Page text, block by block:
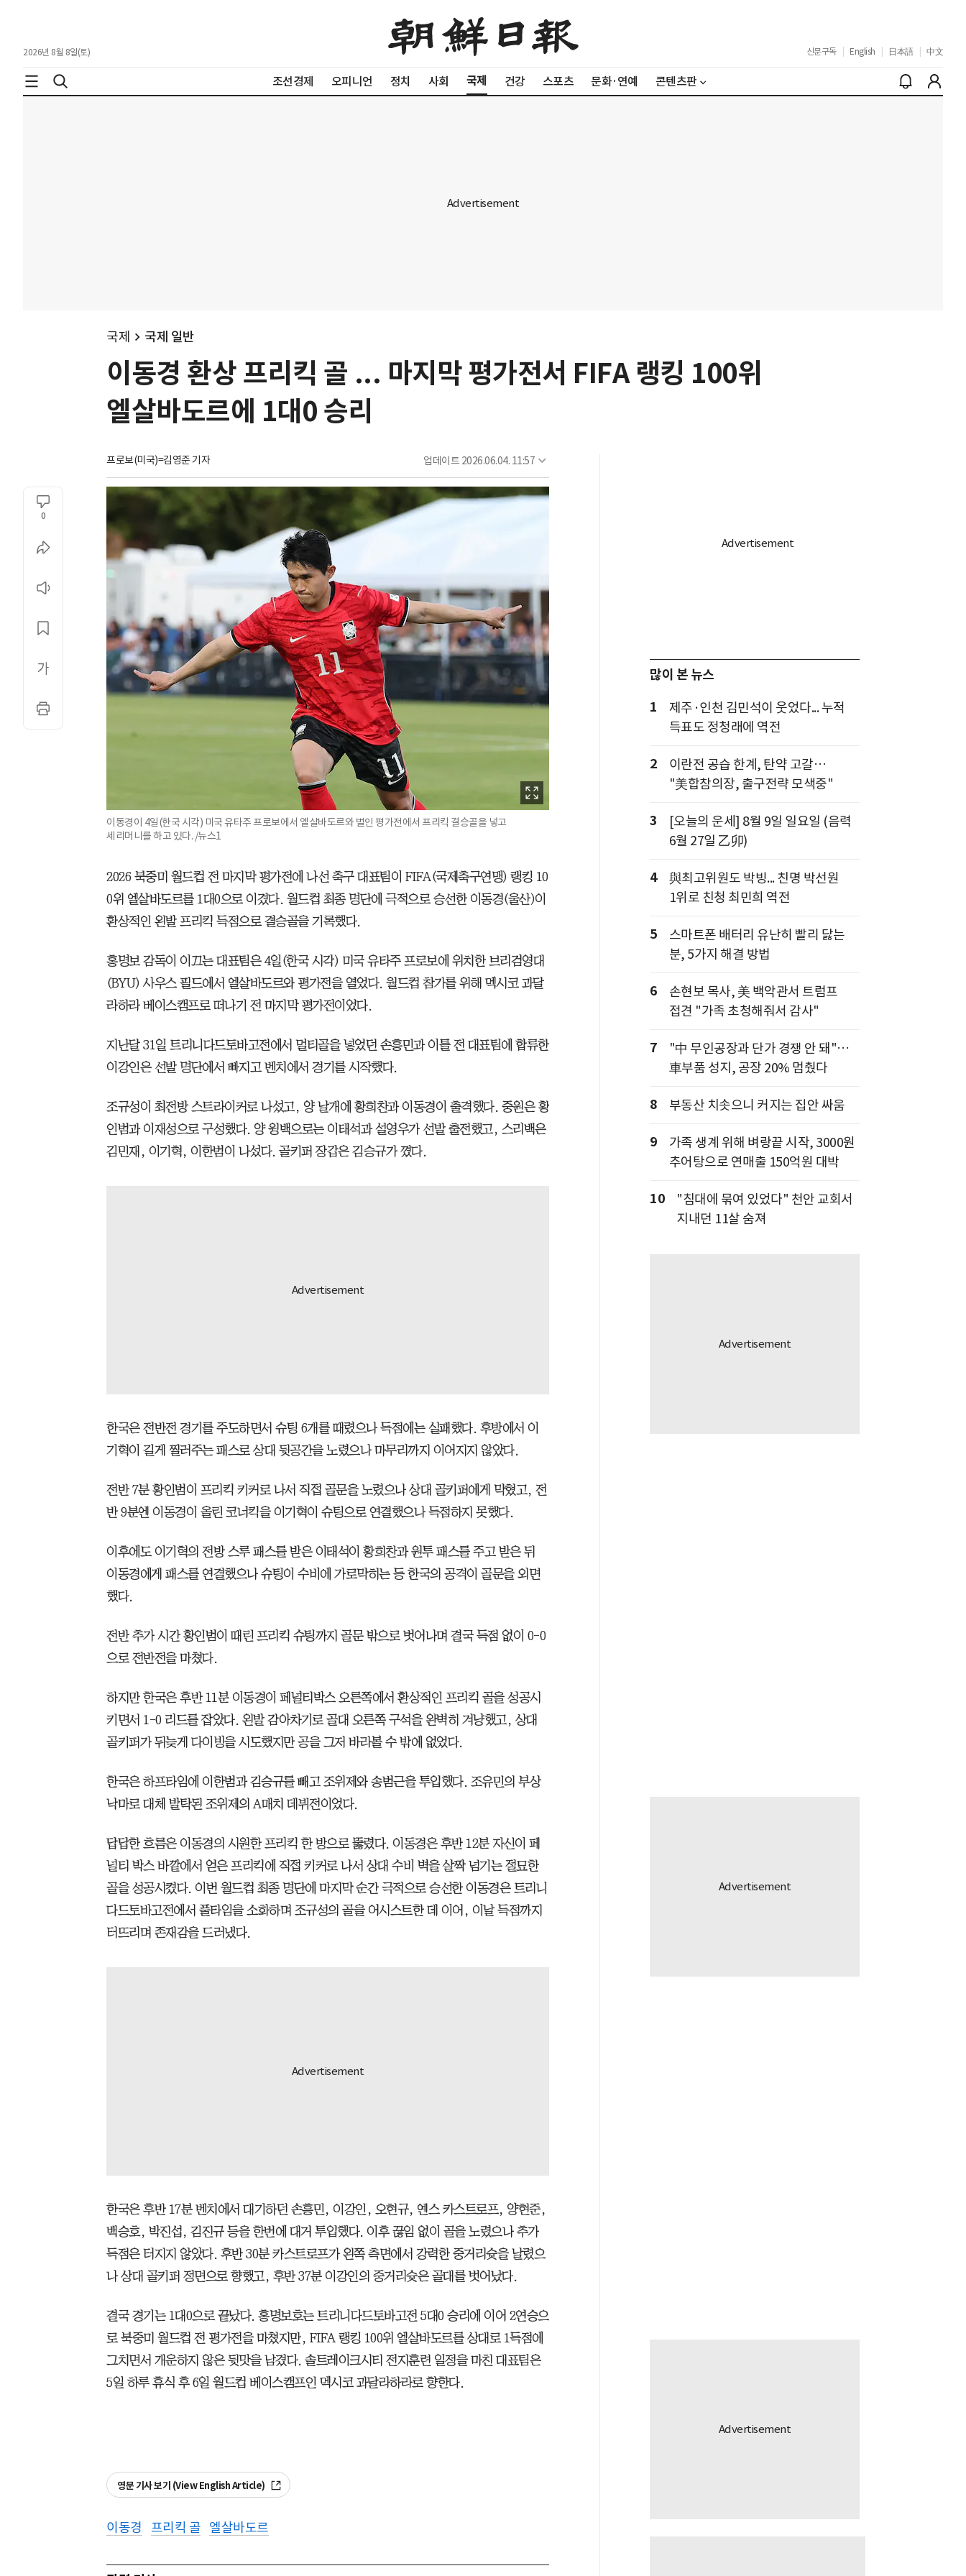
2026년 8월 8일(토) 신문구독 English 日本語 中文
조선경제 오피니언 정치 사회 국제 건강 스포츠 문화·연예 콘텐츠판
국제 국제 일반
이동경 환상 프리킥 골 ... 마지막 평가전서 FIFA 랭킹 100위
엘살바도르에 1대0 승리
프로보(미국)=김영준 기자 업데이트 2026.06.04. 11:57
0
이동경이 4일(한국 시각) 미국 유타주 프로보에서 엘살바도르와 벌인 평가전에서 프리킥 결승골을 넣고
세리머니를 하고 있다. /뉴스1
2026 북중미 월드컵 전 마지막 평가전에 나선 축구 대표팀이 FIFA(국제축구연맹) 랭킹 10
0위 엘살바도르를 1대0으로 이겼다. 월드컵 최종 명단에 극적으로 승선한 이동경(울산)이
환상적인 왼발 프리킥 득점으로 결승골을 기록했다.
홍명보 감독이 이끄는 대표팀은 4일(한국 시각) 미국 유타주 프로보에 위치한 브리검영대
(BYU) 사우스 필드에서 엘살바도르와 평가전을 열었다. 월드컵 참가를 위해 멕시코 과달
라하라 베이스캠프로 떠나기 전 마지막 평가전이었다.
지난달 31일 트리니다드토바고전에서 멀티골을 넣었던 손흥민과 이틀 전 대표팀에 합류한
이강인은 선발 명단에서 빠지고 벤치에서 경기를 시작했다.
조규성이 최전방 스트라이커로 나섰고, 양 날개에 황희찬과 이동경이 출격했다. 중원은 황
인범과 이재성으로 구성했다. 양 윙백으로는 이태석과 설영우가 선발 출전했고, 스리백은
김민재, 이기혁, 이한범이 나섰다. 골키퍼 장갑은 김승규가 꼈다.
한국은 전반전 경기를 주도하면서 슈팅 6개를 때렸으나 득점에는 실패했다. 후방에서 이
기혁이 길게 찔러주는 패스로 상대 뒷공간을 노렸으나 마무리까지 이어지지 않았다.
전반 7분 황인범이 프리킥 키커로 나서 직접 골문을 노렸으나 상대 골키퍼에게 막혔고, 전
반 9분엔 이동경이 올린 코너킥을 이기혁이 슈팅으로 연결했으나 득점하지 못했다.
이후에도 이기혁의 전방 스루 패스를 받은 이태석이 황희찬과 원투 패스를 주고 받은 뒤
이동경에게 패스를 연결했으나 슈팅이 수비에 가로막히는 등 한국의 공격이 골문을 외면
했다.
전반 추가 시간 황인범이 때린 프리킥 슈팅까지 골문 밖으로 벗어나며 결국 득점 없이 0-0
으로 전반전을 마쳤다.
하지만 한국은 후반 11분 이동경이 페널티박스 오른쪽에서 환상적인 프리킥 골을 성공시
키면서 1-0 리드를 잡았다. 왼발 감아차기로 골대 오른쪽 구석을 완벽히 겨냥했고, 상대
골키퍼가 뒤늦게 다이빙을 시도했지만 공을 그저 바라볼 수 밖에 없었다.
한국은 하프타임에 이한범과 김승규를 빼고 조위제와 송범근을 투입했다. 조유민의 부상
낙마로 대체 발탁된 조위제의 A매치 데뷔전이었다.
답답한 흐름은 이동경의 시원한 프리킥 한 방으로 뚫렸다. 이동경은 후반 12분 자신이 페
널티 박스 바깥에서 얻은 프리킥에 직접 키커로 나서 상대 수비 벽을 살짝 넘기는 절묘한
골을 성공시켰다. 이번 월드컵 최종 명단에 마지막 순간 극적으로 승선한 이동경은 트리니
다드토바고전에서 풀타임을 소화하며 조규성의 골을 어시스트한 데 이어, 이날 득점까지
터뜨리며 존재감을 드러냈다.
한국은 후반 17분 벤치에서 대기하던 손흥민, 이강인, 오현규, 옌스 카스트로프, 양현준,
백승호, 박진섭, 김진규 등을 한번에 대거 투입했다. 이후 끊임 없이 골을 노렸으나 추가
득점은 터지지 않았다. 후반 30분 카스트로프가 왼쪽 측면에서 강력한 중거리슛을 날렸으
나 상대 골키퍼 정면으로 향했고, 후반 37분 이강인의 중거리슛은 골대를 벗어났다.
결국 경기는 1대0으로 끝났다. 홍명보호는 트리니다드토바고전 5대0 승리에 이어 2연승으
로 북중미 월드컵 전 평가전을 마쳤지만, FIFA 랭킹 100위 엘살바도르를 상대로 1득점에
그치면서 개운하지 않은 뒷맛을 남겼다. 솔트레이크시티 전지훈련 일정을 마친 대표팀은
5일 하루 휴식 후 6일 월드컵 베이스캠프인 멕시코 과달라하라로 향한다.
영문 기사 보기 (View English Article)
이동경 프리킥 골 엘살바도르
많이 본 뉴스
1
제주·인천 김민석이 웃었다... 누적
득표도 정청래에 역전
2
이란전 공습 한계, 탄약 고갈…
"美합참의장, 출구전략 모색중"
3
[오늘의 운세] 8월 9일 일요일 (음력
6월 27일 乙卯)
4
與최고위원도 박빙... 친명 박선원
1위로 친청 최민희 역전
5
스마트폰 배터리 유난히 빨리 닳는
분, 5가지 해결 방법
6
손현보 목사, 美 백악관서 트럼프
접견 "가족 초청해줘서 감사"
7
"中 무인공장과 단가 경쟁 안 돼"…
車부품 성지, 공장 20% 멈췄다
8 부동산 치솟으니 커지는 집안 싸움
9
가족 생계 위해 벼랑끝 시작, 3000원
추어탕으로 연매출 150억원 대박
10
"침대에 묶여 있었다" 천안 교회서
지내던 11살 숨져